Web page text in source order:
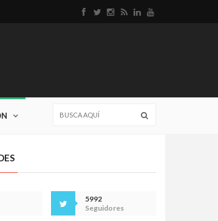
5992
Seguidores